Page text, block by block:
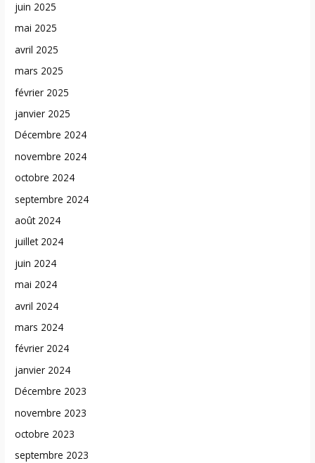
juin 2025
mai 2025
avril 2025
mars 2025
février 2025
janvier 2025
Décembre 2024
novembre 2024
octobre 2024
septembre 2024
août 2024
juillet 2024
juin 2024
mai 2024
avril 2024
mars 2024
février 2024
janvier 2024
Décembre 2023
novembre 2023
octobre 2023
septembre 2023